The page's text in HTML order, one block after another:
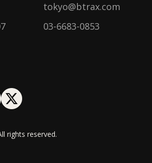
tokyo@btrax.com
03-6683-0853
rights reserved.